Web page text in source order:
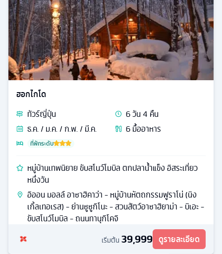
ฮอกไกโด
ทัวร์ญี่ปุ่น 6วัน4 คืน
ธ.ค. / ม.ค. / ก.พ. / มี.ค.
6มื้ออาหาร
ที่พักระดับ
หมู่บ้านเทพนิยาย ขับสโนว์โมบิล ตกปลาน้ำแข็ง อิสระเที่ยว
หนึ่งวัน
อิออน มอลล์ อาซาฮิคาว่า - หมู่บ้านหัตถกรรมฟูราโน่ (นิง
เกิ้ลเทอเรส) - ย่านซูซูกิโนะ - สวนสัตว์อาซาฮิยาม่า - บิเอะ -
ขับสโนว์โมบิล - ถนนทานุกิโคจิ
เริ่มต้น 39,999 ดูรายละเอียด